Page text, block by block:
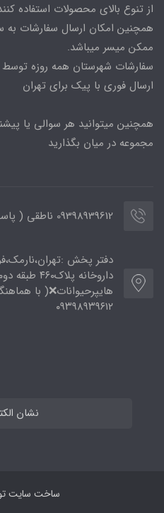
از تنوع بالای محصولات استفاده
همچنین امکان ارسال سفارشات به
ممکن میسر میباشد.
سفارشات شهرستان همه روزه
ارسال فوری با پیک برای تهران
همچنین میتوانید هر سوالی یا
مجموعه در میان بگذارید
09398939612 ناطقی ( پاسخگویی 11:00 تا ۲۰:00)
دفتر پخش
۰۹۳۹۸۹۳۹۶۱۲
نشان
ساخت سایت